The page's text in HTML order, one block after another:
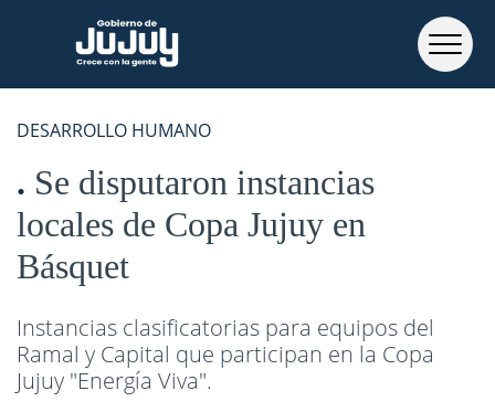
DESARROLLO HUMANO
Se disputaron instancias
locales de Copa Jujuy en
Básquet
Instancias clasificatorias para equipos del
Ramal y Capital que participan en la Copa
Jujuy "Energía Viva".